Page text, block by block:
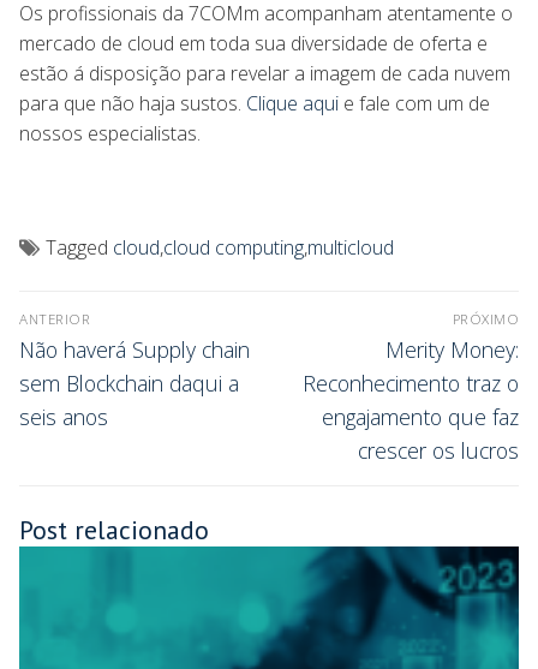
Os profissionais da 7COMm acompanham atentamente o
mercado de cloud em toda sua diversidade de oferta e
estão á disposição para revelar a imagem de cada nuvem
para que não haja sustos. Clique aqui e fale com um de
nossos especialistas.
Tagged cloud,cloud computing,multicloud
ANTERIOR
Não haverá Supply chain
sem Blockchain daqui a
seis anos
PRÓXIMO
Merity Money:
Reconhecimento traz o
engajamento que faz
crescer os lucros
Post relacionado